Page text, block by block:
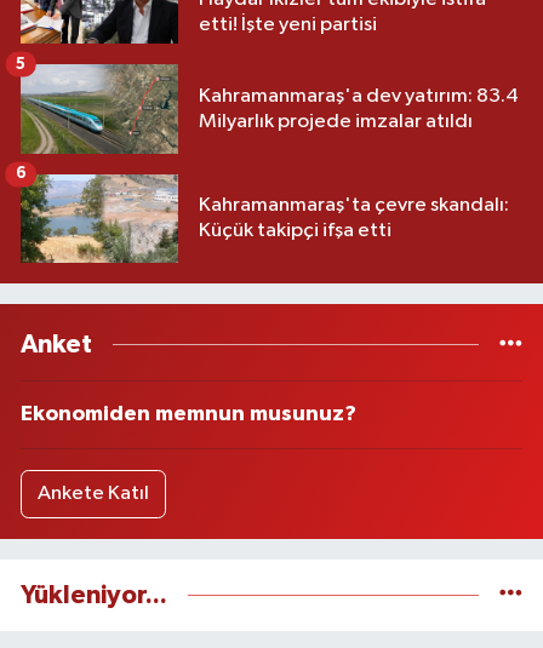
etti! İşte yeni partisi
Kahramanmaraş'a dev yatırım: 83.4
Milyarlık projede imzalar atıldı
5
Kahramanmaraş'ta çevre skandalı:
Küçük takipçi ifşa etti
6
Anket
Ekonomiden memnun musunuz?
Ankete Katıl
Yükleniyor...